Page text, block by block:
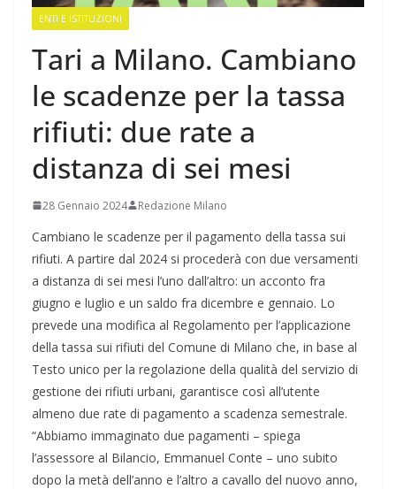
ENTI E ISTITUZIONI
Tari a Milano. Cambiano
le scadenze per la tassa
rifiuti: due rate a
distanza di sei mesi
28 Gennaio 2024 Redazione Milano
Cambiano le scadenze per il pagamento della tassa sui
rifiuti. A partire dal 2024 si procederà con due versamenti
a distanza di sei mesi l’uno dall’altro: un acconto fra
giugno e luglio e un saldo fra dicembre e gennaio. Lo
prevede una modifica al Regolamento per l’applicazione
della tassa sui rifiuti del Comune di Milano che, in base al
Testo unico per la regolazione della qualità del servizio di
gestione dei rifiuti urbani, garantisce così all’utente
almeno due rate di pagamento a scadenza semestrale.
“Abbiamo immaginato due pagamenti – spiega
l’assessore al Bilancio, Emmanuel Conte – uno subito
dopo la metà dell’anno e l’altro a cavallo del nuovo anno,